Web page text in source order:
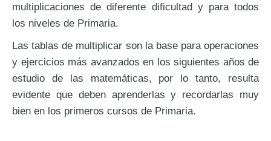
multiplicaciones de diferente dificultad y para todos
los niveles de Primaria.
Las tablas de multiplicar son la base para operaciones
y ejercicios más avanzados en los siguientes años de
estudio de las matemáticas, por lo tanto, resulta
evidente que deben aprenderlas y recordarlas muy
bien en los primeros cursos de Primaria.